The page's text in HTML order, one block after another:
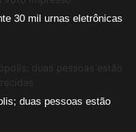
30 mil urnas eletrônicas
duas pessoas estão